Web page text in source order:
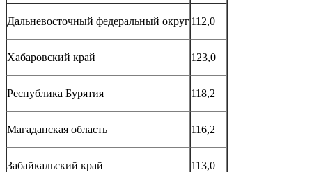
Дальневосточный федеральный округ112,0
Хабаровский край 123,0
Республика Бурятия 118,2
Магаданская область 116,2
Забайкальский край 113,0